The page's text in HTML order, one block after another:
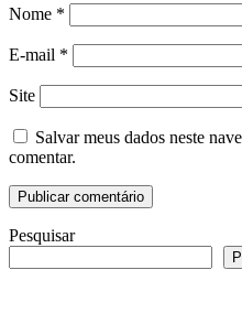
Nome *
E-mail *
Site
Salvar meus dados neste
comentar.
Pesquisar